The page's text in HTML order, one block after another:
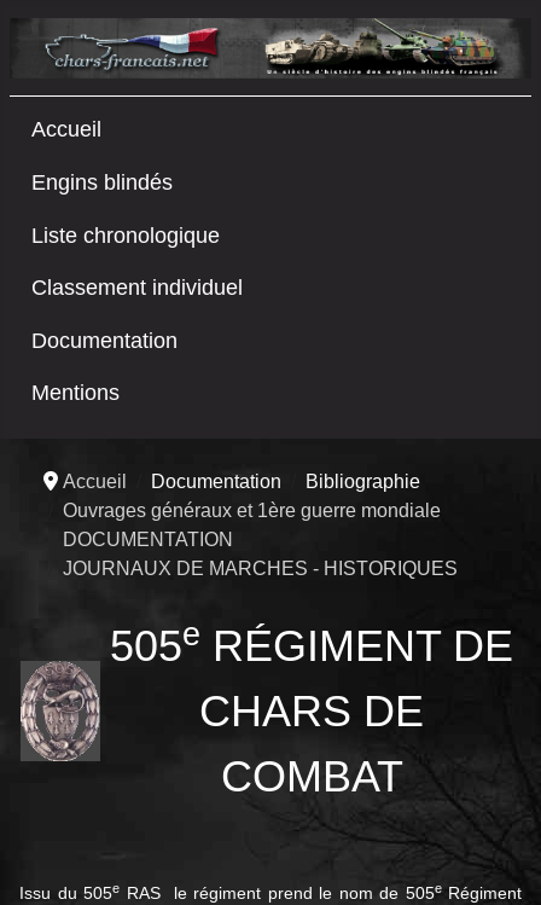
Accueil
Engins blindés
Liste chronologique
Classement individuel
Documentation
Mentions
Accueil Documentation
Bibliographie
Ouvrages généraux et 1ère guerre mondiale
DOCUMENTATION
JOURNAUX DE MARCHES - HISTORIQUES
505e RÉGIMENT DE
CHARS DE
COMBAT
Issu du 505e RAS le régiment prend le nom de 505eRégiment